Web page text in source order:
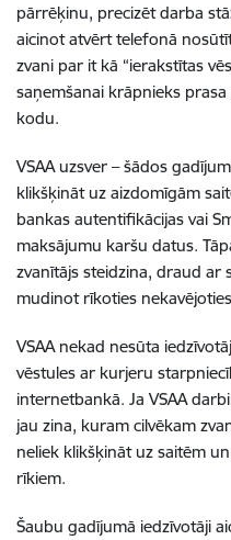
pārrēķinu, precizēt darba
aicinot atvērt telefonā
zvani par it kā “ierakstītas
saņemšanai krāpnieks
kodu.
VSAA uzsver – šādos
klikšķināt uz aizdomīgām
bankas autentifikācijas vai
maksājumu karšu datus.
zvanītājs steidzina, draud ar
mudinot rīkoties
VSAA nekad nesūta
vēstules ar kurjeru
internetbankā. Ja VSAA
jau zina, kuram cilvēkam
neliek klikšķināt uz saitēm
rīkiem.
Šaubu gadījumā iedzīvotāji